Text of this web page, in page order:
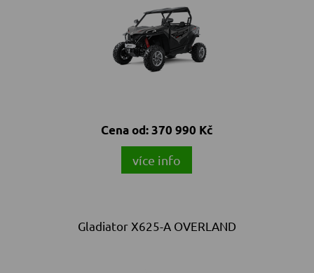
Cena od:370 990 Kč
více info
Gladiator X625-A OVERLAND